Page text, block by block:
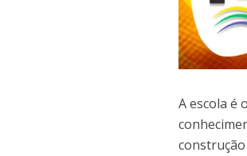
A escola é